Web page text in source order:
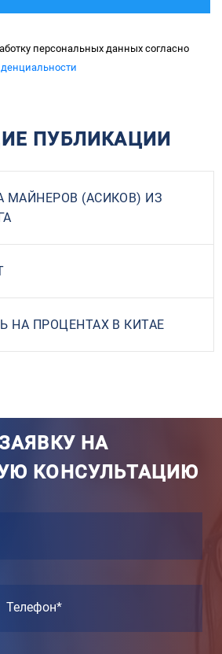
персональных данных согласно
ПУБЛИКАЦИИ
МАЙНЕРОВ (АСИКОВ) ИЗ
НА ПРОЦЕНТАХ В КИТАЕ
НА
КОНСУЛЬТАЦИЮ
Телефон*